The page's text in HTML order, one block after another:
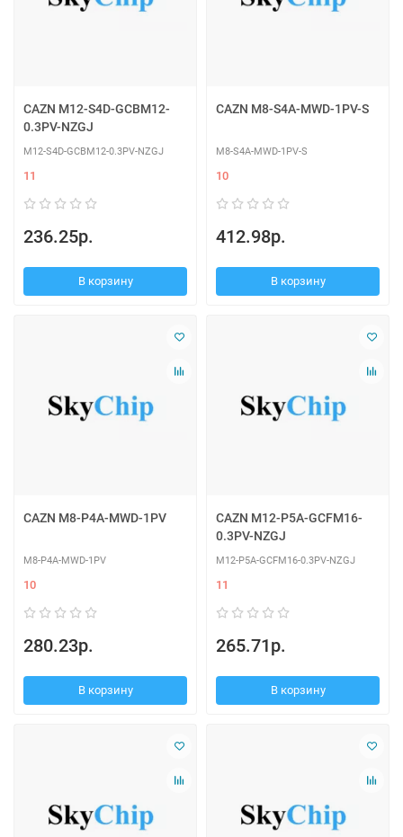
CAZN M12-S4D-GCBM12-
0.3PV-NZGJ
M12-S4D-GCBM12-0.3PV-NZGJ
11
236.25р.
В корзину
CAZN M8-S4A-MWD-1PV-S
M8-S4A-MWD-1PV-S
10
412.98р.
В корзину
CAZN M8-P4A-MWD-1PV
M8-P4A-MWD-1PV
10
280.23р.
В корзину
CAZN M12-P5A-GCFM16-
0.3PV-NZGJ
M12-P5A-GCFM16-0.3PV-NZGJ
11
265.71р.
В корзину